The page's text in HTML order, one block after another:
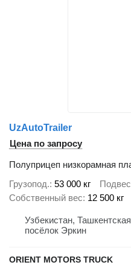
UzAutoTrailer
Цена по запросу
Полуприцеп низкорамная
Грузопод. 53 000 кг
Собственный вес 12 500 кг
Узбекистан,
посёлок Эркин
ORIENT MOTORS TRUCK